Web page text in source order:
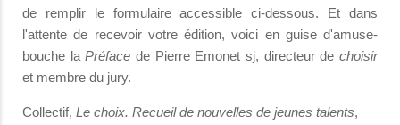
de remplir le formulaire accessible ci-dessous. Et dans
l'attente de recevoir votre édition, voici en guise d'amuse-
bouche laPréface de Pierre Emonet sj, directeur dechoisir
et membre du jury.
Collectif, Le choix. Recueil de nouvelles de jeunes talents,